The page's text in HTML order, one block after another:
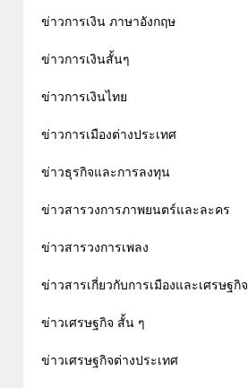
ข่าวการเงิน ภาษาอังกฤษ
ข่าวการเงินสั้นๆ
ข่าวการเงินไทย
ข่าวการเมืองต่างประเทศ
ข่าวธุรกิจและการลงทุน
ข่าวสารวงการภาพยนตร์และละคร
ข่าวสารวงการเพลง
ข่าวสารเกี่ยวกับการเมืองและเศรษฐกิจ
ข่าวเศรษฐกิจ สั้น ๆ
ข่าวเศรษฐกิจต่างประเทศ